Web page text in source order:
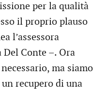
per la qualità
il proprio plauso
l’assessora
Del Conte –. Ora
ma siamo
recupero di una